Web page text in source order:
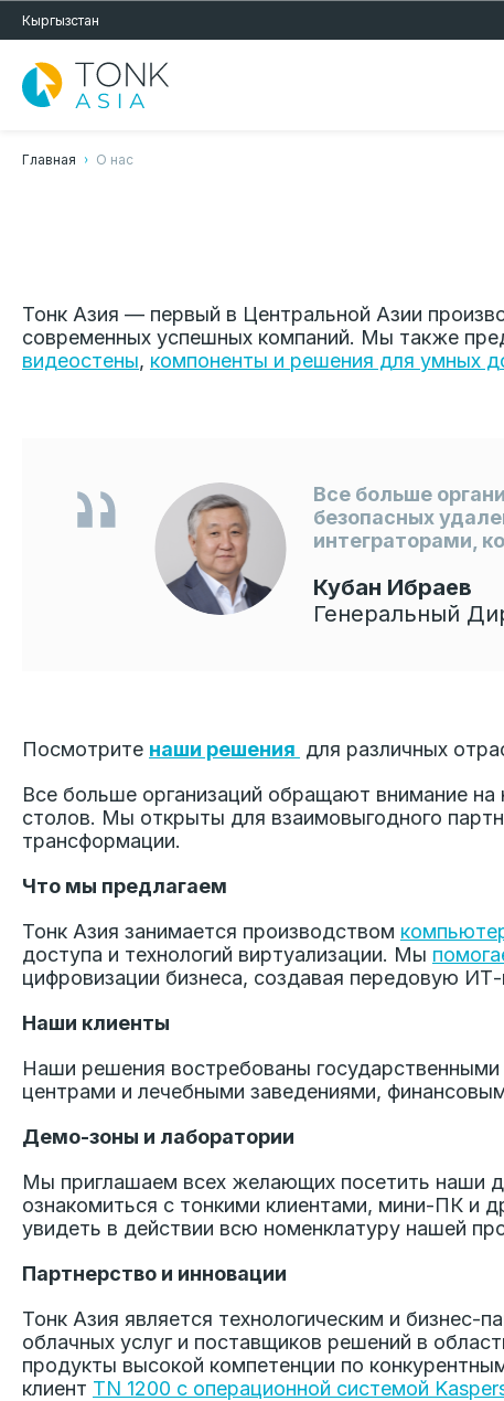
Кыргызстан
Главная О нас
Тонк Азия — первый в Центральной Азии
современных успешных компаний. Мы также
видеостены, компоненты и решения для умных
Все больше
безопасных
интеграторами,
Кубан Ибраев
Генеральный
Посмотрите наши решения для различных
Все больше организаций обращают внимание
столов. Мы открыты для взаимовыгодного
трансформации.
Что мы предлагаем
Тонк Азия занимается производством
доступа и технологий виртуализации. Мы
цифровизации бизнеса, создавая передовую
Наши клиенты
Наши решения востребованы
центрами и лечебными заведениями,
Демо-зоны и лаборатории
Мы приглашаем всех желающих посетить наши
ознакомиться с тонкими клиентами, мини-ПК и
увидеть в действии всю номенклатуру нашей
Партнерство и инновации
Тонк Азия является технологическим и
облачных услуг и поставщиков решений в
продукты высокой компетенции по
клиент TN 1200 с операционной системой